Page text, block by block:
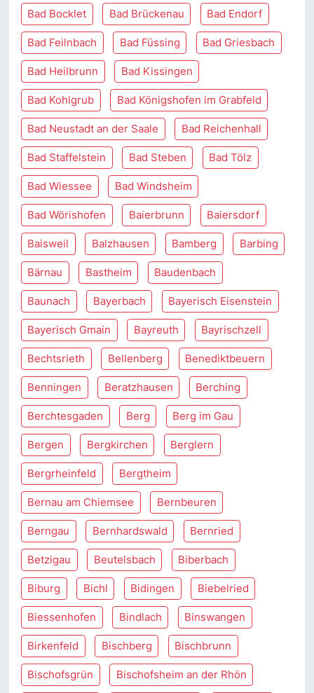
Bad Bocklet Bad Brückenau Bad Endorf
Bad Feilnbach Bad Füssing Bad Griesbach
Bad Heilbrunn Bad Kissingen
Bad Kohlgrub Bad Königshofen im Grabfeld
Bad Neustadt an der Saale Bad Reichenhall
Bad Staffelstein Bad Steben Bad Tölz
Bad Wiessee Bad Windsheim
Bad Wörishofen Baierbrunn Baiersdorf
Baisweil Balzhausen Bamberg Barbing
Bärnau Bastheim Baudenbach
Baunach Bayerbach Bayerisch Eisenstein
Bayerisch Gmain Bayreuth Bayrischzell
Bechtsrieth Bellenberg Benediktbeuern
Benningen Beratzhausen Berching
Berchtesgaden Berg Berg im Gau
Bergen Bergkirchen Berglern
Bergrheinfeld Bergtheim
Bernau am Chiemsee Bernbeuren
Berngau Bernhardswald Bernried
Betzigau Beutelsbach Biberbach
Biburg Bichl Bidingen Biebelried
Biessenhofen Bindlach Binswangen
Birkenfeld Bischberg Bischbrunn
Bischofsgrün Bischofsheim an der Rhön